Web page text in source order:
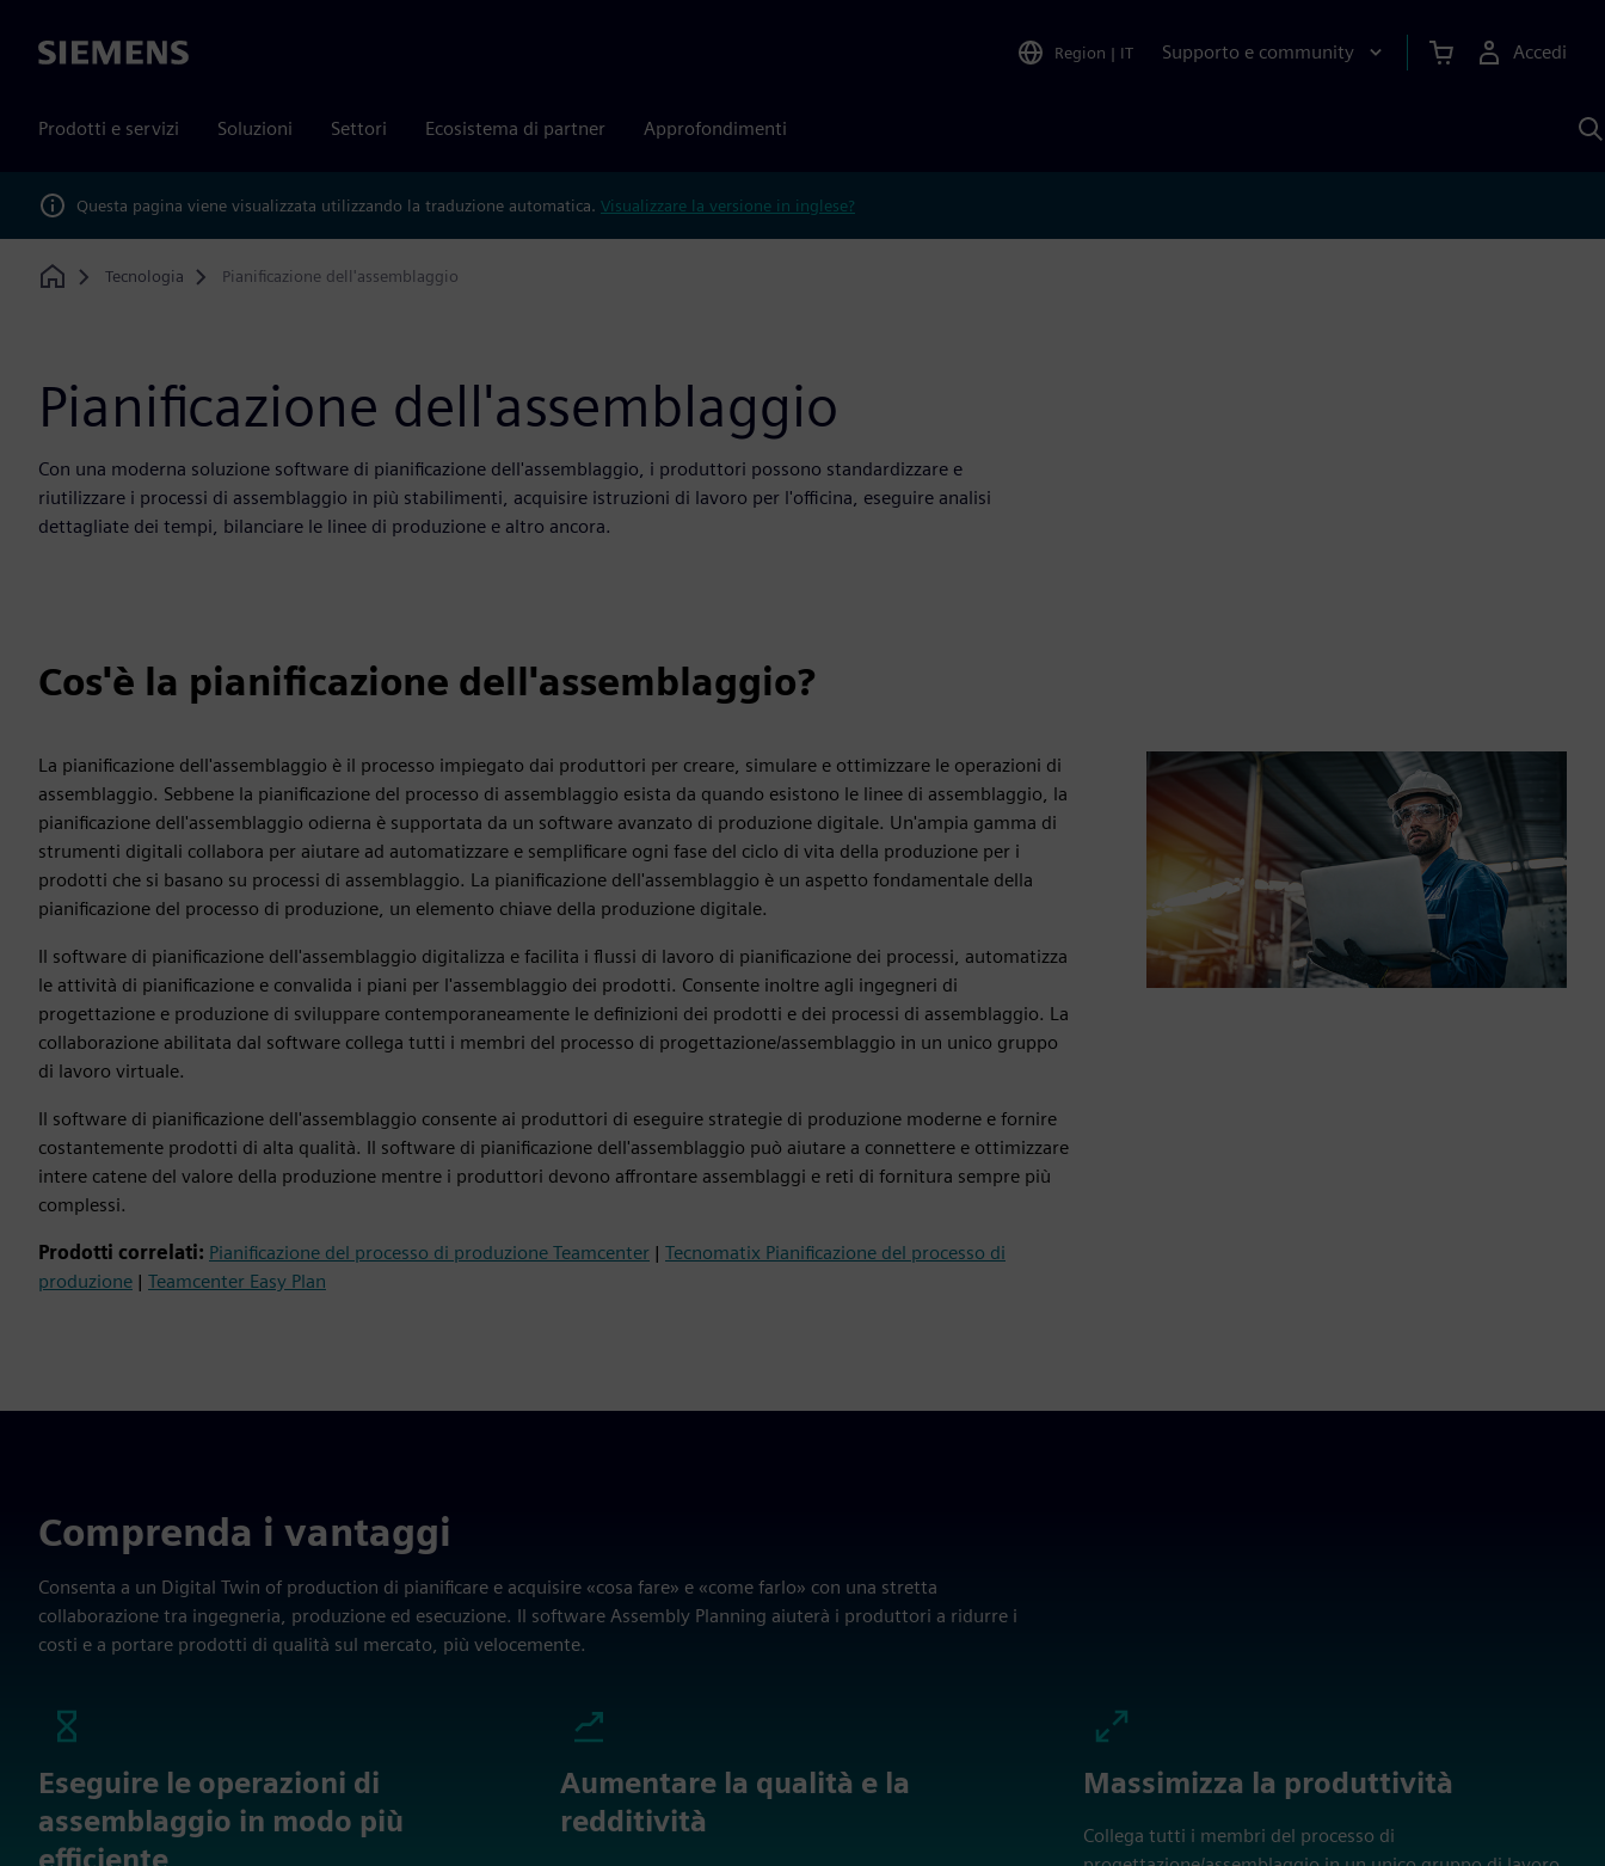
Siemens Region | IT Supporto e community Accedi
Prodotti e servizi Soluzioni Settori Ecosistema di partner Approfondimenti
Questa pagina viene visualizzata utilizzando la traduzione automatica. Visualizzare la versione in inglese?
Home
Tecnologia Pianificazione dell'assemblaggio
Pianificazione dell'assemblaggio
Con una moderna soluzione software di pianificazione dell'assemblaggio, i produttori possono standardizzare e
riutilizzare i processi di assemblaggio in più stabilimenti, acquisire istruzioni di lavoro per l'officina, eseguire analisi
dettagliate dei tempi, bilanciare le linee di produzione e altro ancora.
Cos'è la pianificazione dell'assemblaggio?
La pianificazione dell'assemblaggio è il processo impiegato dai produttori per creare, simulare e ottimizzare le operazioni di
assemblaggio. Sebbene la pianificazione del processo di assemblaggio esista da quando esistono le linee di assemblaggio, la
pianificazione dell'assemblaggio odierna è supportata da un software avanzato di produzione digitale. Un'ampia gamma di
strumenti digitali collabora per aiutare ad automatizzare e semplificare ogni fase del ciclo di vita della produzione per i
prodotti che si basano su processi di assemblaggio. La pianificazione dell'assemblaggio è un aspetto fondamentale della
pianificazione del processo di produzione, un elemento chiave della produzione digitale.
Il software di pianificazione dell'assemblaggio digitalizza e facilita i flussi di lavoro di pianificazione dei processi, automatizza
le attività di pianificazione e convalida i piani per l'assemblaggio dei prodotti. Consente inoltre agli ingegneri di
progettazione e produzione di sviluppare contemporaneamente le definizioni dei prodotti e dei processi di assemblaggio. La
collaborazione abilitata dal software collega tutti i membri del processo di progettazione/assemblaggio in un unico gruppo
di lavoro virtuale.
Il software di pianificazione dell'assemblaggio consente ai produttori di eseguire strategie di produzione moderne e fornire
costantemente prodotti di alta qualità. Il software di pianificazione dell'assemblaggio può aiutare a connettere e ottimizzare
intere catene del valore della produzione mentre i produttori devono affrontare assemblaggi e reti di fornitura sempre più
complessi.
Prodotti correlati: Pianificazione del processo di produzione Teamcenter | Tecnomatix Pianificazione del processo di
produzione | Teamcenter Easy Plan
Comprenda i vantaggi
Consenta a un Digital Twin of production di pianificare e acquisire «cosa fare» e «come farlo» con una stretta
collaborazione tra ingegneria, produzione ed esecuzione. Il software Assembly Planning aiuterà i produttori a ridurre i
costi e a portare prodotti di qualità sul mercato, più velocemente.
Eseguire le operazioni di
assemblaggio in modo più
Aumentare la qualità e la
redditività
Massimizza la produttività
Collega tutti i membri del processo di